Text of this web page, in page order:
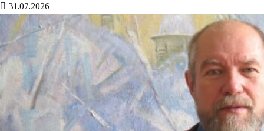
31.07.2026